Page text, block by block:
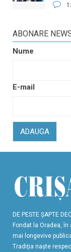
ABONARE
Nume
E-mail
ADAUGA
DE PESTE ŞAPTE
Fondat la Oradea,
mai longevive
Tradiţia naşte